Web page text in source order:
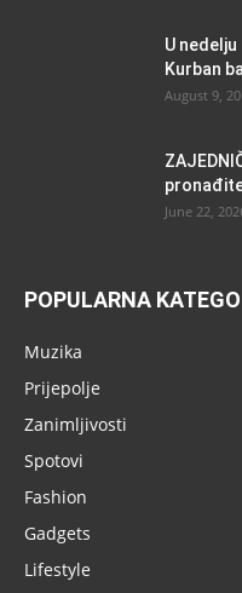
U
Kurban
August 9,
June 22,
POPULARNA
Muzika
Prijepolje
Zanimljivosti
Spotovi
Fashion
Gadgets
Lifestyle